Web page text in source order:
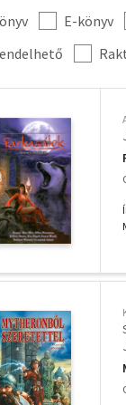
E-könyv